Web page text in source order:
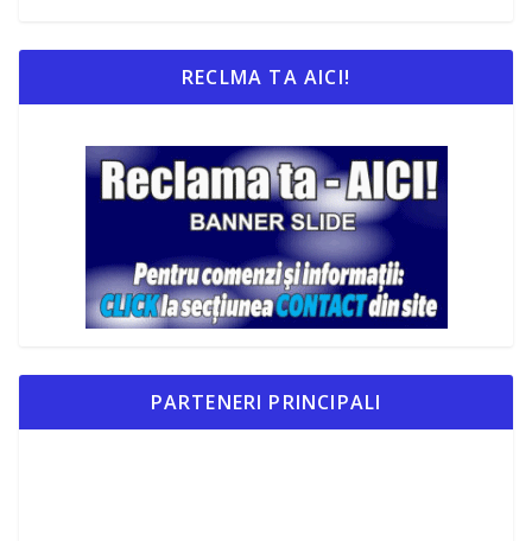
RECLMA TA AICI!
PARTENERI PRINCIPALI